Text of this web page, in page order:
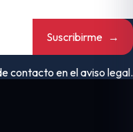
Suscribirme →
contacto en el aviso legal.